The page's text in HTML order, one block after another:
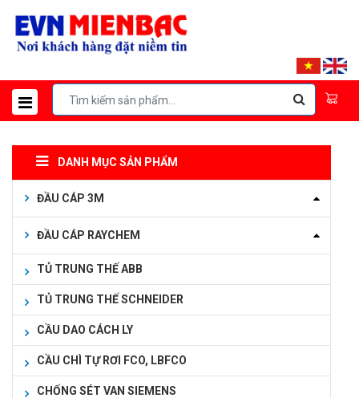
DANH MỤC SẢN PHẨM
ĐẦU CÁP 3M
ĐẦU CÁP RAYCHEM
TỦ TRUNG THẾ ABB
TỦ TRUNG THẾ SCHNEIDER
CẦU DAO CÁCH LY
CẦU CHÌ TỰ RƠI FCO, LBFCO
CHỐNG SÉT VAN SIEMENS